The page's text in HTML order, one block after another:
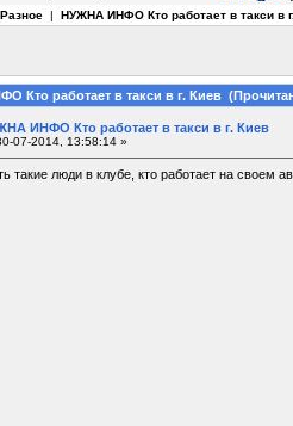
Разное| НУЖНА ИНФО Кто работает в такси в
Кто работает в такси в г. Киев
ИНФО Кто работает в такси в г. Киев
07-2014, 13:58:14 »
такие люди в клубе, кто работает на своем